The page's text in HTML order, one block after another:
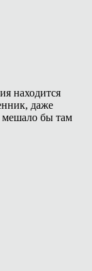
находится
даже
бы там